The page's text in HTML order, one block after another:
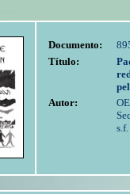
Documento:
Título:
Autor:
s.f.